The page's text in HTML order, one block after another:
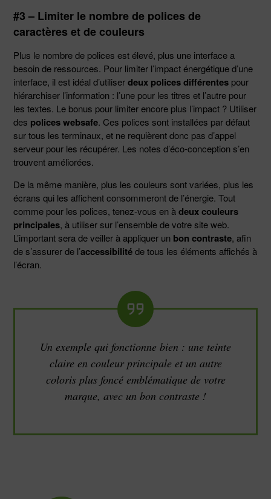
#3 – Limiter le nombre de polices de
caractères et de couleurs
Plus le nombre de polices est élevé, plus une interface a
besoin de ressources. Pour limiter l’impact énergétique d’une
interface, il est idéal d’utiliserdeux polices différentes pour
hiérarchiser l’information : l’une pour les titres et l’autre pour
les textes. Le bonus pour limiter encore plus l’impact ? Utiliser
des polices websafe. Ces polices sont installées par défaut
sur tous les terminaux, et ne requièrent donc pas d’appel
serveur pour les récupérer. Les notes d’éco-conception s’en
trouvent améliorées.
De la même manière, plus les couleurs sont variées, plus les
écrans qui les affichent consommeront de l’énergie. Tout
comme pour les polices, tenez-vous en àdeux couleurs
principales, à utiliser sur l’ensemble de votre site web.
L’important sera de veiller à appliquer un bon contraste, afin
de s’assurer de l’accessibilitéde tous les éléments affichés à
l’écran.
Un exemple qui fonctionne bien : une teinte
claire en couleur principale et un autre
coloris plus foncé emblématique de votre
marque, avec un bon contraste !